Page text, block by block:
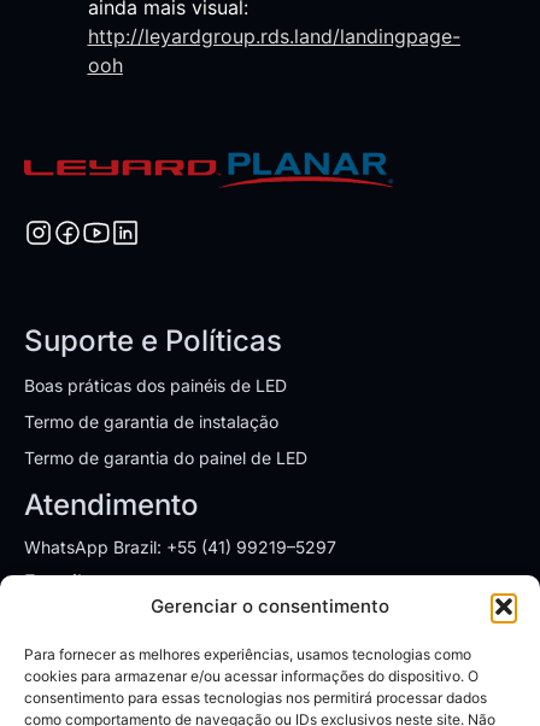
Gerenciar o consentimento
Para fornecer as melhores experiências, usamos tecnologias como
cookies para armazenar e/ou acessar informações do dispositivo. O
consentimento para essas tecnologias nos permitirá processar dados
como comportamento de navegação ou IDs exclusivos neste site. Não
ainda mais visual:
http://leyardgroup.rds.land/landingpage-
ooh
Suporte e Políticas
Boas práticas dos painéis de LED
Termo de garantia de instalação
Termo de garantia do painel de LED
Atendimento
WhatsApp Brazil: +55 (41) 99219–5297
E-mail:sales.brazil@leyardgroup.com
SÃO PAULO
Av. Dr. Chucri Zaidan, 1550, cj 1905